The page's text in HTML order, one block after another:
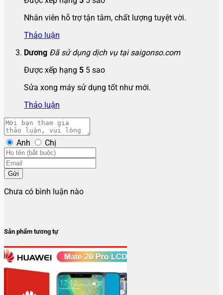
Nhân viên hỗ trợ tận tâm, chất lượng tuyệt vời.
Thảo luận
Dương Đã sử dụng dịch vụ tại saigonso.com
Được xếp hạng 5 5 sao
Sửa xong máy sử dụng tốt như mới.
Thảo luận
Anh Chị
Gửi
Chưa có bình luận nào
Sản phẩm tương tự